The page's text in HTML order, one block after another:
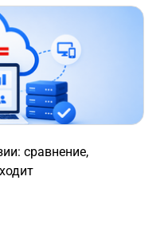
сравнение,